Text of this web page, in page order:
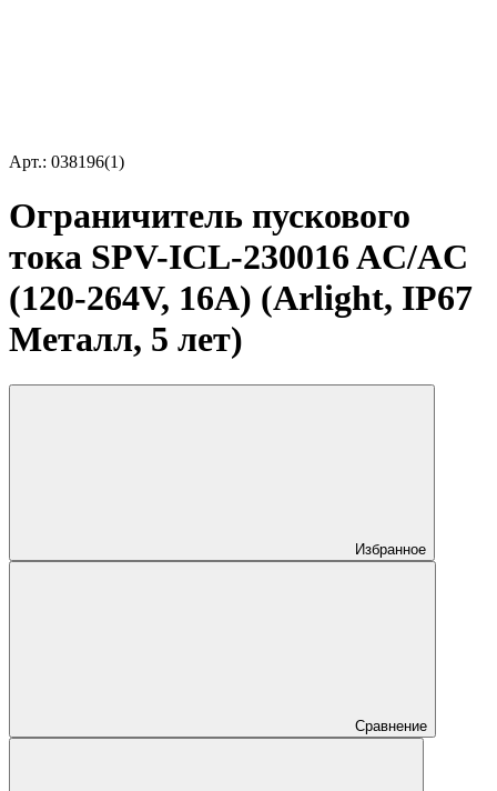
Арт.: 038196(1)
Ограничитель пускового
тока SPV-ICL-230016 AC/AC
(120-264V, 16A) (Arlight, IP67
Металл, 5 лет)
Избранное
Сравнение